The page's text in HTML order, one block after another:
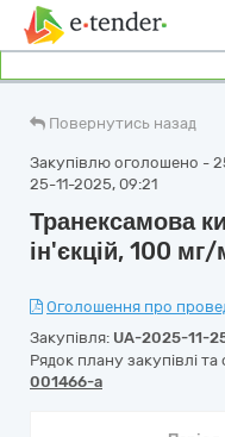
Повернутись назад
Закупівлю оголошено -
25-11-2025, 09:21
Транексамова
ін'єкцій, 100
Оголошення про
Закупівля: UA-2025-11-
Рядок плану закупівлі
001466-a